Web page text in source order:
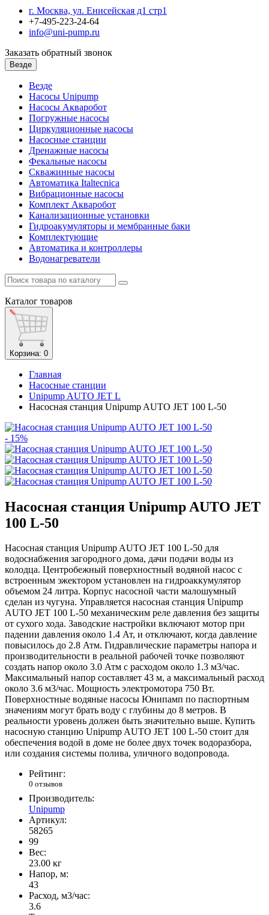
г. Москва, ул. Енисейская д1 стр1
+7-495-223-24-64
info@uni-pump.ru
Заказать обратный звонок
Везде
Везде
Насосы Unipump
Насосы Акваробот
Погружные насосы
Циркуляционные насосы
Насосные станции
Дренажные насосы
Фекальные насосы
Скважинные насосы
Автоматика Italtecnica
Вибрационные насосы
Комплект Акваробот
Канализационные установки
Гидроакумуляторы и мембранные баки
Комплектующие
Автоматика и контроллеры
Водонагреватели
Каталог товаров
Корзина: 0
Главная
Насосные станции
Unipump AUTO JET L
Насосная станция Unipump AUTO JET 100 L-50
- 15%
Насосная станция Unipump AUTO JET
100 L-50
Насосная станция Unipump AUTO JET 100 L-50 для
водоснабжения загородного дома, дачи подачи воды из
колодца. Центробежный поверхностный водяной насос с
встроенным эжектором установлен на гидроаккумулятор
объемом 24 литра. Корпус насосной части малошумный
сделан из чугуна. Управляется насосная станция Unipump
AUTO JET 100 L-50 механическим реле давления без защиты
от сухого хода. Заводские настройки включают мотор при
падении давления около 1.4 Ат, и отключают, когда давление
повысилось до 2.8 Атм. Гидравлические параметры напора и
производительности в реальной рабочей точке позволяют
создать напор около 3.0 Атм с расходом около 1.3 м3/час.
Максимальный напор составляет 43 м, а максимальный расход
около 3.6 м3/час. Мощность электромотора 750 Вт.
Поверхностные водяные насосы Юнипамп по паспортным
значениям могут брать воду с глубины до 8 метров. В
реальности уровень должен быть значительно выше. Купить
насосную станцию Unipump AUTO JET 100 L-50 стоит для
обеспечения водой в доме не более двух точек водоразбора,
или создания системы полива, уличного водопровода.
Рейтинг:
0 отзывов
Производитель:
Unipump
Артикул:
58265
99
Вес:
23.00 кг
Напор, м:
43
Расход, м3/час:
3.6